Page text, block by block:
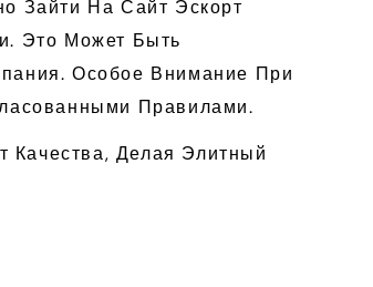
Зайти На Сайт Эскорт
Это Может Быть
Особое Внимание При
Правилами.
Делая Элитный